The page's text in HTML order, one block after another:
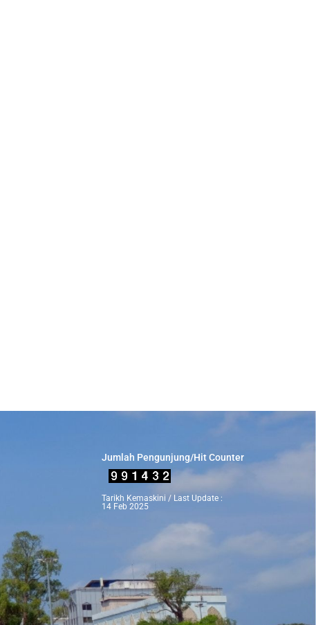
Jumlah Pengunjung/Hit Counter
Tarikh Kemaskini / Last Update :
14 Feb 2025